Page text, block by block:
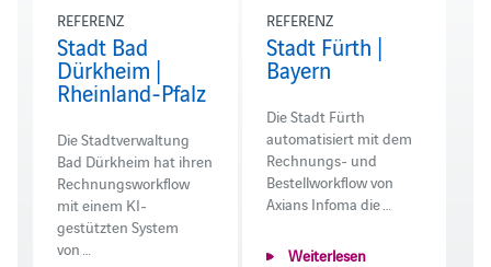
REFERENZ
Stadt Bad
Dürkheim |
Rheinland-Pfalz
Die Stadtverwaltung
Bad Dürkheim hat ihren
Rechnungsworkflow
mit einem KI-
gestützten System
von …
REFERENZ
Stadt Fürth |
Bayern
Die Stadt Fürth
automatisiert mit dem
Rechnungs- und
Bestellworkflow von
Axians Infoma die …
Weiterlesen